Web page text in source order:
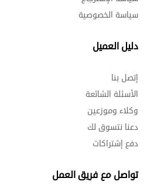
سياسة الخصوصية
دليل العميل
إتصل بنا
الأسئلة الشائعة
وكلاء وموزعين
دعنا نتسوق لك
دفع إشتراكات
تواصل مع فريق العمل